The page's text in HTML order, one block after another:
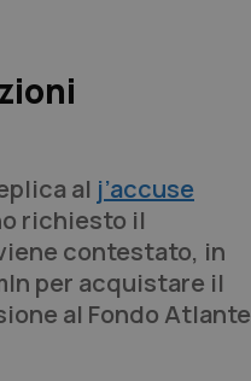
al j’accuse
richiesto il
contestato, in
per acquistare il
al Fondo Atlante